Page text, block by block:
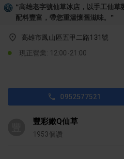
“高雄老字號仙草冰店，以手工仙草
配料豐富，帶您重溫懷舊滋味。 ”
高雄市鳳山區五甲二路131號
現正營業: 12:00-21:00
0952577521
豐彩嫩Q仙草
1953個讚